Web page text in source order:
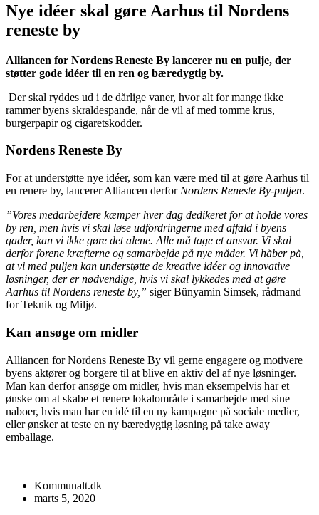
Nye idéer skal gøre Aarhus til Nordens
reneste by
Alliancen for Nordens Reneste By lancerer nu en pulje, der
støtter gode idéer til en ren og bæredygtig by.
Der skal ryddes ud i de dårlige vaner, hvor alt for mange ikke
rammer byens skraldespande, når de vil af med tomme krus,
burgerpapir og cigaretskodder.
Nordens Reneste By
For at understøtte nye idéer, som kan være med til at gøre Aarhus til
en renere by, lancerer Alliancen derfor Nordens Reneste By-puljen.
”Vores medarbejdere kæmper hver dag dedikeret for at holde vores
by ren, men hvis vi skal løse udfordringerne med affald i byens
gader, kan vi ikke gøre det alene. Alle må tage et ansvar. Vi skal
derfor forene kræfterne og samarbejde på nye måder. Vi håber på,
at vi med puljen kan understøtte de kreative idéer og innovative
løsninger, der er nødvendige, hvis vi skal lykkedes med at gøre
Aarhus til Nordens reneste by,” siger Bünyamin Simsek, rådmand
for Teknik og Miljø.
Kan ansøge om midler
Alliancen for Nordens Reneste By vil gerne engagere og motivere
byens aktører og borgere til at blive en aktiv del af nye løsninger.
Man kan derfor ansøge om midler, hvis man eksempelvis har et
ønske om at skabe et renere lokalområde i samarbejde med sine
naboer, hvis man har en idé til en ny kampagne på sociale medier,
eller ønsker at teste en ny bæredygtig løsning på take away
emballage.
Kommunalt.dk
marts 5, 2020